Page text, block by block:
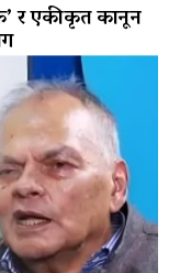
र एकीकृत कानून